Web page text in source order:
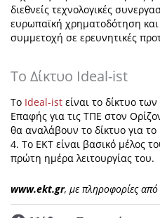
διεθνείς τεχνολογικές
ευρωπαϊκή χρηματοδότηση
συμμετοχή σε ερευνητικές
Το Δίκτυο Ideal-ist
To Ideal-ist είναι το δίκτυο
Επαφής για τις ΤΠΕ στον
θα αναλάβουν το δίκτυο για
4. Το ΕΚΤ είναι βασικό μέλος
πρώτη ημέρα λειτουργίας του.
www.ekt.gr, με πληροφορίες